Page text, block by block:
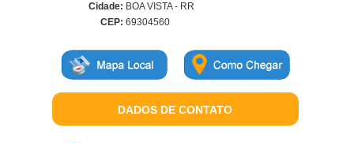
Cidade: BOA VISTA - RR
CEP: 69304560
DADOS DE CONTATO